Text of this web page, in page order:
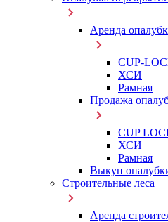
Аренда
CUP-
ХСИ
Рамная
Продажа
CUP
ХСИ
Рамная
Выкуп
Строительные леса
Аренда